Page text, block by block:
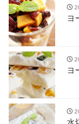
ヨ
ヨ